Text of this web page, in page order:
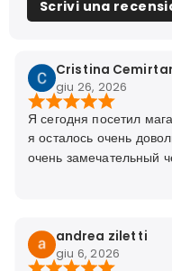
Scrivi una
Cristina
giu 26, 2026
Я сегодня посетил
я осталось очень
очень замечательный
andrea ziletti
giu 6, 2026